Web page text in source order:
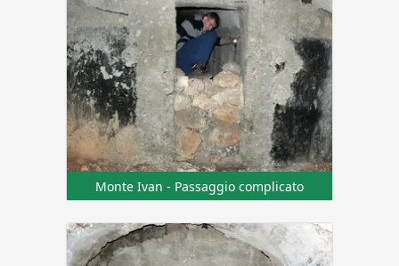
Monte Ivan - Passaggio complicato